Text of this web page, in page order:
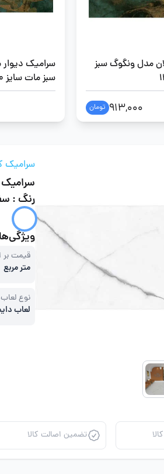
مدل ونگوگ سبز
913,000 تومان
سرامیک
سبز مات سایز 60 در 120
سرامیک کف
سرامیک
رنگ :
ویژگی‌ها
قیمت
متر مربع
نوع لعاب
لعاب
تضمین اصالت کالا